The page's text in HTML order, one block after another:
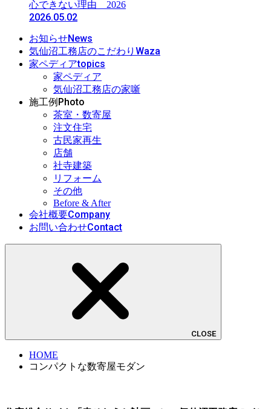
心できない理由 2026
2026.05.02
お知らせNews
気仙沼工務店のこだわり Waza
家ペディアtopics
家ペディア
気仙沼工務店の家噺
施工例 Photo
茶室・数寄屋
注文住宅
古民家再生
店舗
社寺建築
リフォーム
その他
Before & After
会社概要Company
お問い合わせContact
CLOSE
HOME
コンパクトな数寄屋モダン